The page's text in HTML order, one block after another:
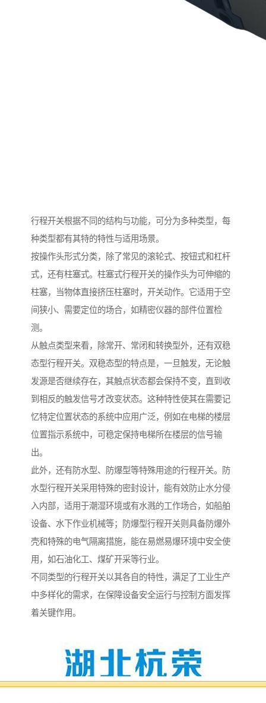
行程开关根据不同的结构与功能，可分为多种类型，每
种类型都有其特的特性与适用场景。
按操作头形式分类，除了常见的滚轮式、按钮式和杠杆
式，还有柱塞式。柱塞式行程开关的操作头为可伸缩的
柱塞，当物体直接挤压柱塞时，开关动作。它适用于空
间狭小、需要定位的场合，如精密仪器的部件位置检
测。
从触点类型来看，除常开、常闭和转换型外，还有双稳
态型行程开关。双稳态型的特点是，一旦触发，无论触
发源是否继续存在，其触点状态都会保持不变，直到收
到相反的触发信号才改变状态。这种特性使其在需要记
忆特定位置状态的系统中应用广泛，例如在电梯的楼层
位置指示系统中，可稳定保持电梯所在楼层的信号输
出。
此外，还有防水型、防爆型等特殊用途的行程开关。防
水型行程开关采用特殊的密封设计，能有效防止水分侵
入内部，适用于潮湿环境或有水溅的工作场合，如船舶
设备、水下作业机械等；防爆型行程开关则具备防爆外
壳和特殊的电气隔离措施，能在易燃易爆环境中安全使
用，如石油化工、煤矿开采等行业。
不同类型的行程开关以其各自的特性，满足了工业生产
中多样化的需求，在保障设备安全运行与控制方面发挥
着关键作用。